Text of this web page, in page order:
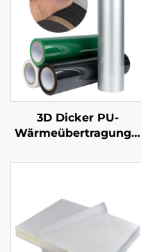
3D Dicker PU-
Wärmeübertragungs-
Kleidung-Logodesign